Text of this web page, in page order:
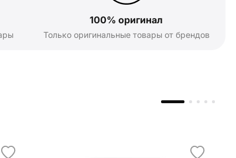
100% оригинал
Только оригинальные товары от брендов